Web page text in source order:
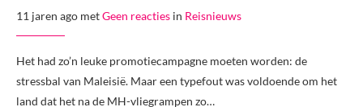
11 jaren ago metGeen reacties in Reisnieuws
Het had zo’n leuke promotiecampagne moeten worden: de
stressbal van Maleisië. Maar een typefout was voldoende om het
land dat het na de MH-vliegrampen zo…